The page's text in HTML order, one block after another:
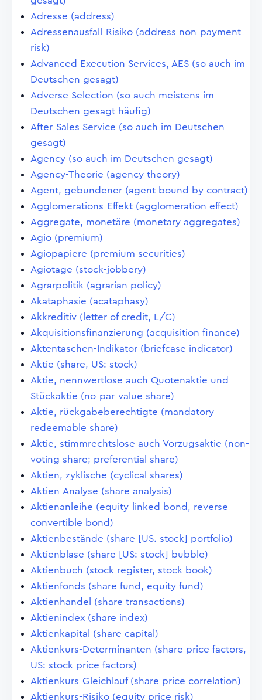
Adresse (address)
Adressenausfall-Risiko (address non-payment
risk)
Advanced Execution Services, AES (so auch im
Deutschen gesagt)
Adverse Selection (so auch meistens im
Deutschen gesagt häufig)
After-Sales Service (so auch im Deutschen
gesagt)
Agency (so auch im Deutschen gesagt)
Agency-Theorie (agency theory)
Agent, gebundener (agent bound by contract)
Agglomerations-Effekt (agglomeration effect)
Aggregate, monetäre (monetary aggregates)
Agio (premium)
Agiopapiere (premium securities)
Agiotage (stock-jobbery)
Agrarpolitik (agrarian policy)
Akataphasie (acataphasy)
Akkreditiv (letter of credit, L/C)
Akquisitionsfinanzierung (acquisition finance)
Aktentaschen-Indikator (briefcase indicator)
Aktie (share, US: stock)
Aktie, nennwertlose auch Quotenaktie und
Stückaktie (no-par-value share)
Aktie, rückgabeberechtigte (mandatory
redeemable share)
Aktie, stimmrechtslose auch Vorzugsaktie (non-
voting share; preferential share)
Aktien, zyklische (cyclical shares)
Aktien-Analyse (share analysis)
Aktienanleihe (equity-linked bond, reverse
convertible bond)
Aktienbestände (share [US. stock] portfolio)
Aktienblase (share [US: stock] bubble)
Aktienbuch (stock register, stock book)
Aktienfonds (share fund, equity fund)
Aktienhandel (share transactions)
Aktienindex (share index)
Aktienkapital (share capital)
Aktienkurs-Determinanten (share price factors,
US: stock price factors)
Aktienkurs-Gleichlauf (share price correlation)
Aktienkurs-Risiko (equity price risk)